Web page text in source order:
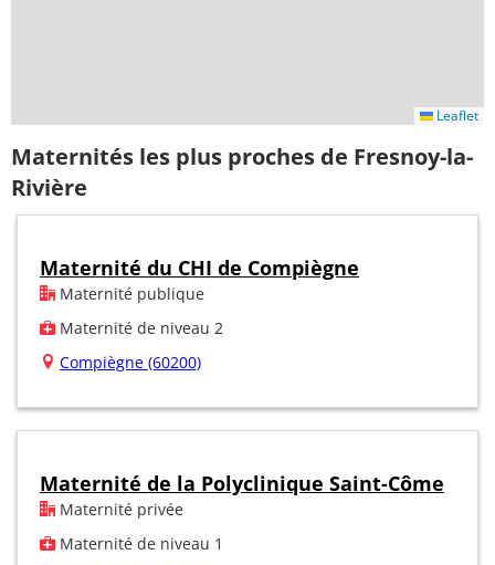
Leaflet
Maternités les plus proches de Fresnoy-la-
Rivière
Maternité du CHI de Compiègne
Maternité publique
Maternité de niveau 2
Compiègne (60200)
Maternité de la Polyclinique Saint-Côme
Maternité privée
Maternité de niveau 1